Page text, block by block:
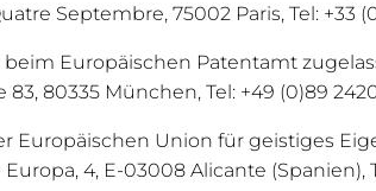
Septembre, 75002 Paris, Tel: +33
Europäischen Patentamt
83, 80335 München, Tel: +49 (0)89
Europäischen Union für geistiges
4, E-03008 Alicante (Spanien),